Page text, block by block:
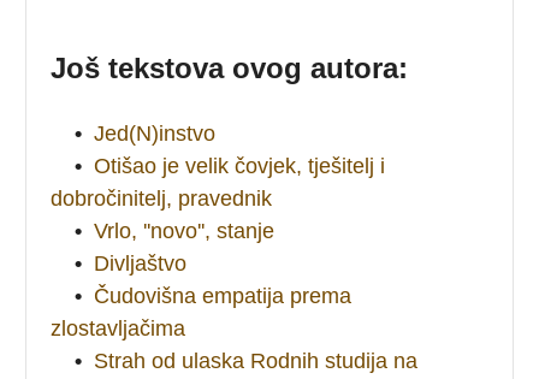
Još tekstova ovog autora:
• Jed(N)instvo
• Otišao je velik čovjek, tješitelj i
dobročinitelj, pravednik
• Vrlo, ''novo'', stanje
• Divljaštvo
• Čudovišna empatija prema
zlostavljačima
• Strah od ulaska Rodnih studija na